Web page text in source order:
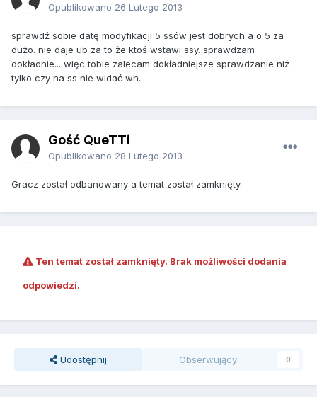
Opublikowano 26 Lutego 2013
sprawdź sobie datę modyfikacji 5 ssów jest dobrych a o 5 za
dużo. nie daje ub za to że ktoś wstawi ssy. sprawdzam
dokładnie... więc tobie zalecam dokładniejsze sprawdzanie niż
tylko czy na ss nie widać wh...
Gość QueTTi
Opublikowano 28 Lutego 2013
Gracz został odbanowany a temat został zamknięty.
Ten temat został zamknięty. Brak możliwości dodania
odpowiedzi.
Udostępnij Obserwujący 0